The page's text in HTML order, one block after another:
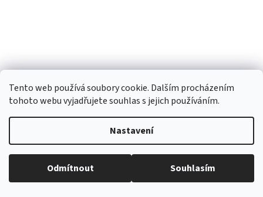
Tento web používá soubory cookie. Dalším procházením
tohoto webu vyjadřujete souhlas s jejich používáním.
Nastavení
Odmítnout Souhlasím